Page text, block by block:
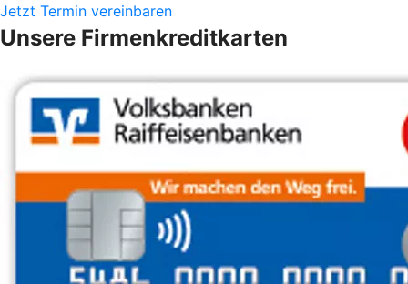
Jetzt Termin vereinbaren
Unsere Firmenkreditkarten